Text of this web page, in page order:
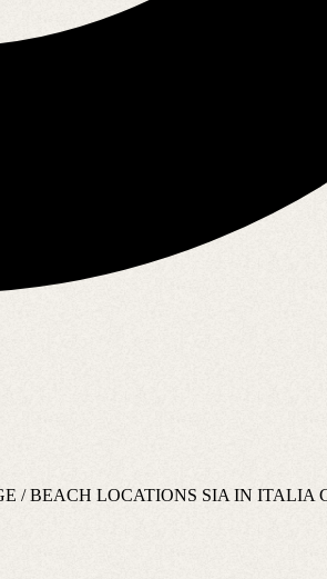
/ BEACH LOCATIONS SIA IN ITALIA